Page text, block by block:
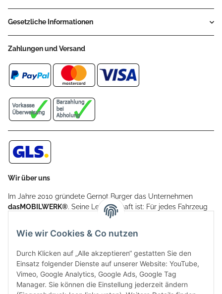
Gesetzliche Informationen
Zahlungen und Versand
Wir über uns
Im Jahre 2010 gründete Gernot Burger das Unternehmen
dasMOBILWERK®. Seine Leidenschaft ist: Für jedes Fahrzeug
ein Car Cover anzubieten - passgenau und individuell.
Aufgrund der vielen positiven Kundenrückmeldungen kamen
weitere Produkte, wie Reifenschuhe, Hardtopständer hinzu.
Seine Reifenschoner werden in Deutschland produziert und
sind mit hochwertigen Techniken und Materialien gefertigt.
dasMOBILWERK® ist seit der Gründung ein
Familienunternehmen, welches sich seit 2010 auf
Wie wir Cookies & Co nutzen
Durch Klicken auf „Alle akzeptieren“ gestatten Sie den
Einsatz folgender Dienste auf unserer Website: YouTube,
Vimeo, Google Analytics, Google Ads, Google Tag
Manager. Sie können die Einstellung jederzeit ändern